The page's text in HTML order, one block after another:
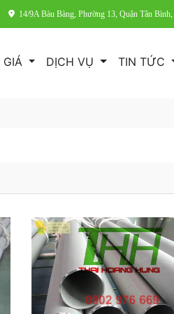
14/9A Bàu Bàng, Phường 13, Quận Tân
GIÁ DỊCH VỤ TIN TỨC